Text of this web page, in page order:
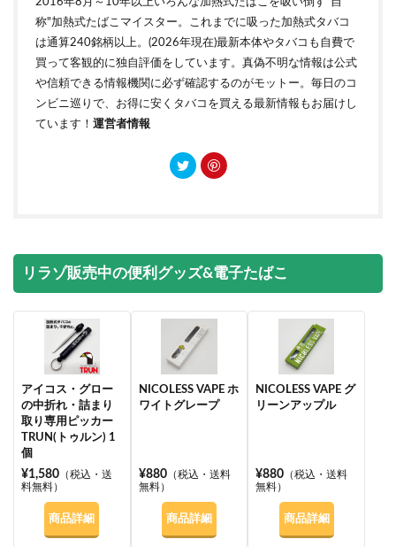
称"加熱式たばこマイスター。これまでに吸った加熱式タバコ
は通算240銘柄以上。(2026年現在)最新本体やタバコも自費で
買って客観的に独自評価をしています。真偽不明な情報は公式
や信頼できる情報機関に必ず確認するのがモットー。毎日のコ
ンビニ巡りで、お得に安くタバコを買える最新情報もお届けし
ています！ 運営者情報
リラゾ販売中の便利グッズ&電子たばこ
アイコス・グロー
の中折れ・詰まり
取り専用ピッカー
TRUN(トゥルン) 1
個
¥1,580 （税込・送
料無料）
商品詳細
NICOLESS VAPE ホ
ワイトグレープ
¥880（税込・送料
無料）
商品詳細
NICOLESS VAPE グ
リーンアップル
¥880 （税込・送料
無料）
商品詳細